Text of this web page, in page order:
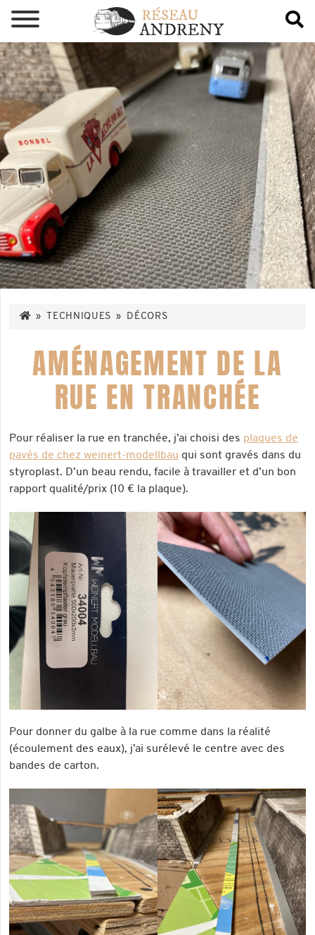
» TECHNIQUES » DÉCORS
AMÉNAGEMENT DE LA
RUE EN TRANCHÉE
Pour réaliser la rue en tranchée, j’ai choisi des plaques de
pavés de chez weinert-modellbau qui sont gravés dans du
styroplast. D’un beau rendu, facile à travailler et d’un bon
rapport qualité/prix (10 € la plaque).
Pour donner du galbe à la rue comme dans la réalité
(écoulement des eaux), j’ai surélevé le centre avec des
bandes de carton.